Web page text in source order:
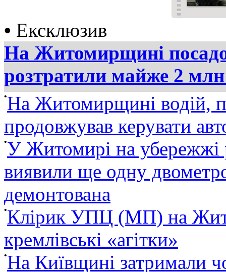
• Ексклюзив
На Житомирщині
розтратили майже 2
•На Житомирщині водій,
продовжував керувати
•У Житомирі на убережжі
виявили ще одну
демонтована
•Клірик УПЦ (МП) на
кремлівські «агітки»
•На Київщині затримали